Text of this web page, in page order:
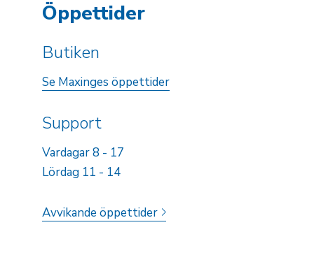
Öppettider
Butiken
Se Maxinges öppettider
Support
Vardagar 8 - 17
Lördag 11 - 14
Avvikande öppettider